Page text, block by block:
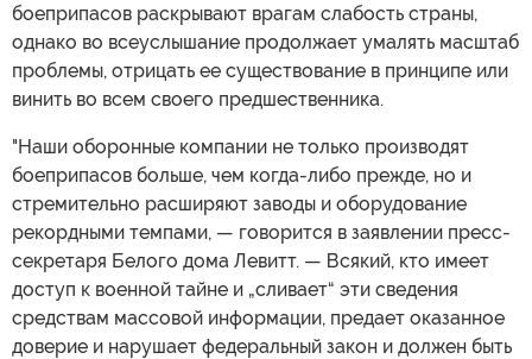
боеприпасов раскрывают врагам слабость страны,
однако во всеуслышание продолжает умалять масштаб
проблемы, отрицать ее существование в принципе или
винить во всем своего предшественника.
"Наши оборонные компании не только производят
боеприпасов больше, чем когда-либо прежде, но и
стремительно расширяют заводы и оборудование
рекордными темпами, — говорится в заявлении пресс-
секретаря Белого дома Левитт. — Всякий, кто имеет
доступ к военной тайне и „сливает“ эти сведения
средствам массовой информации, предает оказанное
доверие и нарушает федеральный закон и должен быть